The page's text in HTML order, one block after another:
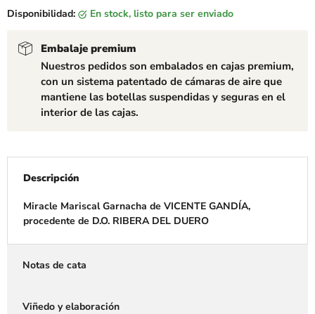
Disponibilidad: en stock, listo para ser enviado
Embalaje premium
Nuestros pedidos son embalados en cajas premium,
con un sistema patentado de cámaras de aire que
mantiene las botellas suspendidas y seguras en el
interior de las cajas.
Descripción
Miracle Mariscal Garnacha de VICENTE GANDÍA,
procedente de D.O. RIBERA DEL DUERO
Notas de cata
Viñedo y elaboración